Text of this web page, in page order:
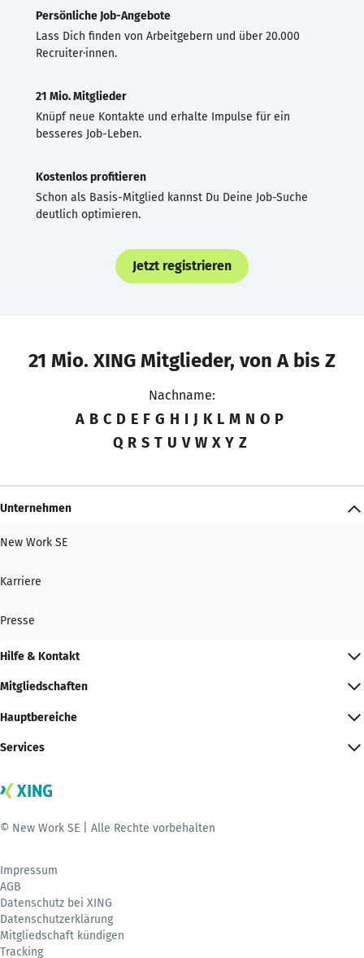
Persönliche Job-Angebote
Lass Dich finden von Arbeitgebern und über 20.000
Recruiter·innen.
21 Mio. Mitglieder
Knüpf neue Kontakte und erhalte Impulse für ein
besseres Job-Leben.
Kostenlos profitieren
Schon als Basis-Mitglied kannst Du Deine Job-Suche
deutlich optimieren.
Jetzt registrieren
21 Mio. XING Mitglieder, von A bis Z
Nachname:
A B C D E F G H I J K L M N O P
Q R S T U V W X Y Z
Unternehmen
New Work SE
Karriere
Presse
Hilfe & Kontakt
Mitgliedschaften
Hauptbereiche
Services
© New Work SE | Alle Rechte vorbehalten
Impressum
AGB
Datenschutz bei XING
Datenschutzerklärung
Mitgliedschaft kündigen
Tracking